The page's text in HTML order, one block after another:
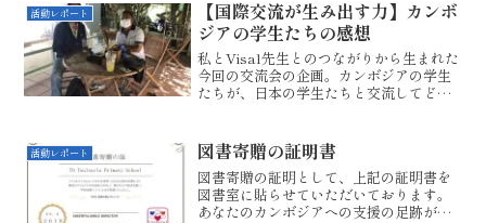
教材を日本から運んでいただいたのが最
初のご縁です。合計16㎏も...
活動レポート
【国際交流が生み出す力】カンボ
ジアの学生たちの感想
私とVisal先生とのつながりから生まれた
今回の交流会の企画。カンボジアの学生
たちが、日本の学生たちと交流してどん
enjoyed the ti...
活動レポート 図書寄贈の証明書
図書寄贈の証明として、上記の証明書を
図書室に貼らせていただいております。
あなたのカンボジアへの支援の足跡が確